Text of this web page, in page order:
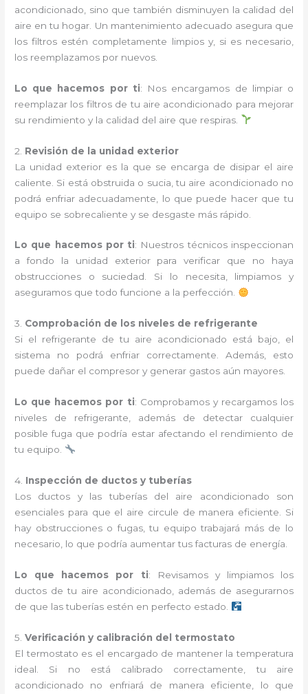
acondicionado, sino que también disminuyen la calidad del
aire en tu hogar. Un mantenimiento adecuado asegura que
los filtros estén completamente limpios y, si es necesario,
los reemplazamos por nuevos.
Lo que hacemos por ti: Nos encargamos de limpiar o
reemplazar los filtros de tu aire acondicionado para mejorar
su rendimiento y la calidad del aire que respiras.
2. Revisión de la unidad exterior
La unidad exterior es la que se encarga de disipar el aire
caliente. Si está obstruida o sucia, tu aire acondicionado no
podrá enfriar adecuadamente, lo que puede hacer que tu
equipo se sobrecaliente y se desgaste más rápido.
Lo que hacemos por ti: Nuestros técnicos inspeccionan
a fondo la unidad exterior para verificar que no haya
obstrucciones o suciedad. Si lo necesita, limpiamos y
aseguramos que todo funcione a la perfección.
3. Comprobación de los niveles de refrigerante
Si el refrigerante de tu aire acondicionado está bajo, el
sistema no podrá enfriar correctamente. Además, esto
puede dañar el compresor y generar gastos aún mayores.
Lo que hacemos por ti: Comprobamos y recargamos los
niveles de refrigerante, además de detectar cualquier
posible fuga que podría estar afectando el rendimiento de
tu equipo.
4. Inspección de ductos y tuberías
Los ductos y las tuberías del aire acondicionado son
esenciales para que el aire circule de manera eficiente. Si
hay obstrucciones o fugas, tu equipo trabajará más de lo
necesario, lo que podría aumentar tus facturas de energía.
Lo que hacemos por ti: Revisamos y limpiamos los
ductos de tu aire acondicionado, además de asegurarnos
de que las tuberías estén en perfecto estado.
5.Verificación y calibración del termostato
El termostato es el encargado de mantener la temperatura
ideal. Si no está calibrado correctamente, tu aire
acondicionado no enfriará de manera eficiente, lo que